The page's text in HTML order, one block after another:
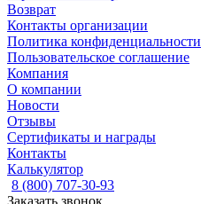
Возврат
Контакты организации
Политика конфиденциальности
Пользовательское соглашение
Компания
О компании
Новости
Отзывы
Сертификаты и награды
Контакты
Калькулятор
8 (800) 707-30-93
Заказать звонок